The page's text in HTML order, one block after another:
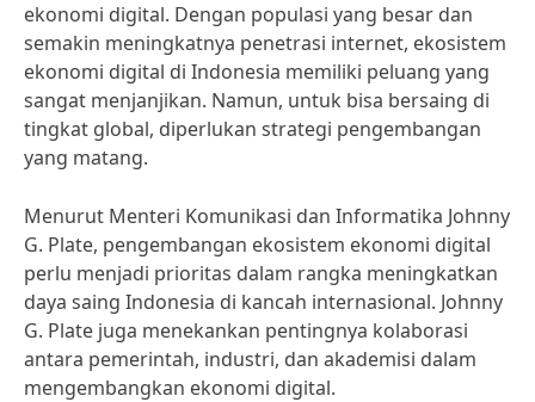
ekonomi digital. Dengan populasi yang besar dan
semakin meningkatnya penetrasi internet, ekosistem
ekonomi digital di Indonesia memiliki peluang yang
sangat menjanjikan. Namun, untuk bisa bersaing di
tingkat global, diperlukan strategi pengembangan
yang matang.
Menurut Menteri Komunikasi dan Informatika Johnny
G. Plate, pengembangan ekosistem ekonomi digital
perlu menjadi prioritas dalam rangka meningkatkan
daya saing Indonesia di kancah internasional. Johnny
G. Plate juga menekankan pentingnya kolaborasi
antara pemerintah, industri, dan akademisi dalam
mengembangkan ekonomi digital.